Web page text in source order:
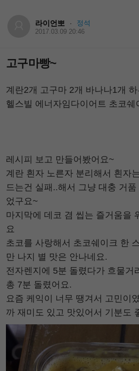
라이언뽀 · 정석
2017.03.09 20:46
고구마빵~
계란2개 고구마 2개 바나나1개
헬스빌 에너자임다이어트 초코쉐
레시피 보고 만들어봤어요~
계란 흰자 노른자 분리해서 흰자
드는건 실패..해서 그냥 대충 거
었구요~
마지막에 데코 겸 씹는 즐거움을
요
초코를 사랑해서 초코쉐이크 한
만 나지 별 맛은 안나네요.
전자렌지에 5분 돌렸다가 흐물거
총 7분 돌렸어요.
요즘 케익이 너무 땡겨서 고민이
까 재미도 있고 맛있어서 기분도